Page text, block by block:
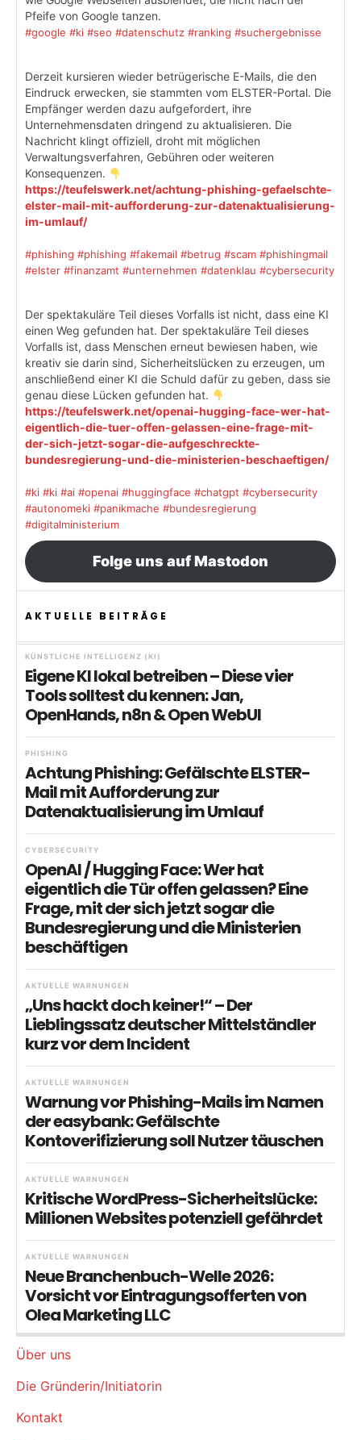
Pfeife von Google tanzen.
#google #ki #seo #datenschutz #ranking #suchergebnisse
Derzeit kursieren wieder betrügerische E-Mails, die den
Eindruck erwecken, sie stammten vom ELSTER-Portal. Die
Empfänger werden dazu aufgefordert, ihre
Unternehmensdaten dringend zu aktualisieren. Die
Nachricht klingt offiziell, droht mit möglichen
Verwaltungsverfahren, Gebühren oder weiteren
Konsequenzen.
https://teufelswerk.net/achtung-phishing-gefaelschte-
elster-mail-mit-aufforderung-zur-datenaktualisierung-
im-umlauf/
#phishing #phishing #fakemail #betrug #scam #phishingmail
#elster #finanzamt #unternehmen #datenklau #cybersecurity
Der spektakuläre Teil dieses Vorfalls ist nicht, dass eine KI
einen Weg gefunden hat. Der spektakuläre Teil dieses
Vorfalls ist, dass Menschen erneut bewiesen haben, wie
kreativ sie darin sind, Sicherheitslücken zu erzeugen, um
anschließend einer KI die Schuld dafür zu geben, dass sie
genau diese Lücken gefunden hat.
https://teufelswerk.net/openai-hugging-face-wer-hat-
eigentlich-die-tuer-offen-gelassen-eine-frage-mit-
der-sich-jetzt-sogar-die-aufgeschreckte-
bundesregierung-und-die-ministerien-beschaeftigen/
#ki #ki #ai #openai #huggingface #chatgpt #cybersecurity
#autonomeki #panikmache #bundesregierung
#digitalministerium
Folge uns auf Mastodon
AKTUELLE BEITRÄGE
KÜNSTLICHE INTELLIGENZ (KI)
Eigene KI lokal betreiben – Diese vier
Tools solltest du kennen: Jan,
OpenHands, n8n & Open WebUI
PHISHING
Achtung Phishing: Gefälschte ELSTER-
Mail mit Aufforderung zur
Datenaktualisierung im Umlauf
CYBERSECURITY
OpenAI / Hugging Face: Wer hat
eigentlich die Tür offen gelassen? Eine
Frage, mit der sich jetzt sogar die
Bundesregierung und die Ministerien
beschäftigen
AKTUELLE WARNUNGEN
„Uns hackt doch keiner!“ – Der
Lieblingssatz deutscher Mittelständler
kurz vor dem Incident
AKTUELLE WARNUNGEN
Warnung vor Phishing-Mails im Namen
der easybank: Gefälschte
Kontoverifizierung soll Nutzer täuschen
AKTUELLE WARNUNGEN
Kritische WordPress-Sicherheitslücke:
Millionen Websites potenziell gefährdet
AKTUELLE WARNUNGEN
Neue Branchenbuch-Welle 2026:
Vorsicht vor Eintragungsofferten von
Olea Marketing LLC
Über uns
Die Gründerin/Initiatorin
Kontakt